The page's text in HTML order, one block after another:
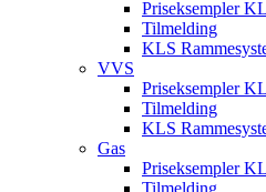
Priseksempler
Tilmelding
KLS
VVS
Priseksempler
Tilmelding
KLS
Gas
Priseksempler
Tilmelding